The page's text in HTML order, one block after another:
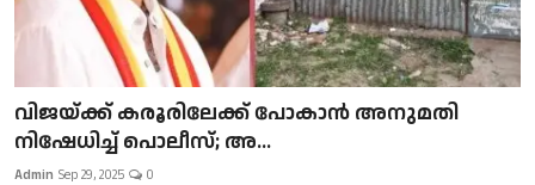
വിജയ്ക്ക് കരൂരിലേക്ക് പോകാൻ അനുമതി
നിഷേധിച്ച് പൊലീസ്; അ...
Admin Sep 29, 2025 0